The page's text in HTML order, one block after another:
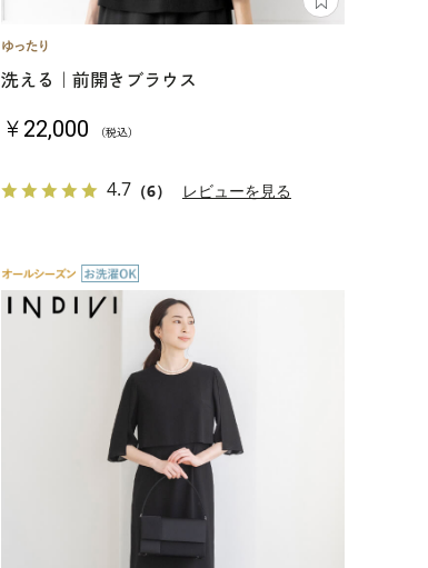
洗える｜前開きブラウス
￥22,000 （税込）
4.7（6） レビューを見る